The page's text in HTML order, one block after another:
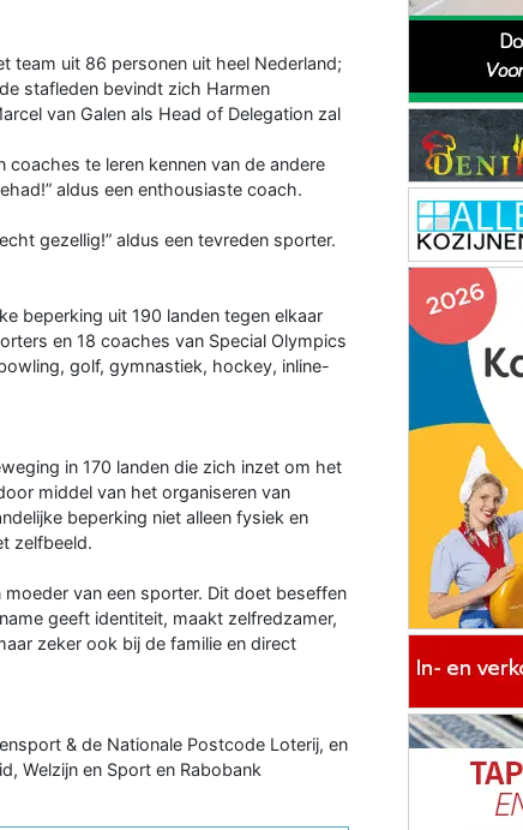
team uit 86 personen uit heel Nederland;
stafleden bevindt zich Harmen
van Galen als Head of Delegation zal
te leren kennen van de andere
aldus een enthousiaste coach.
gezellig!” aldus een tevreden sporter.
beperking uit 190 landen tegen elkaar
en 18 coaches van Special Olympics
golf, gymnastiek, hockey, inline-
in 170 landen die zich inzet om het
middel van het organiseren van
beperking niet alleen fysiek en
zelfbeeld.
van een sporter. Dit doet beseffen
geeft identiteit, maakt zelfredzamer,
zeker ook bij de familie en direct
& de Nationale Postcode Loterij, en
Welzijn en Sport en Rabobank